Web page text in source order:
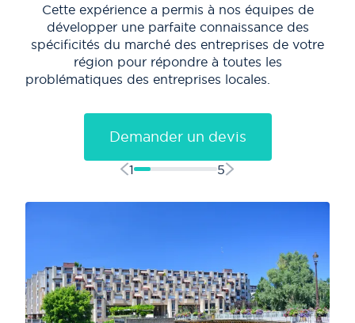
Cette expérience a permis à nos équipes de
développer une parfaite connaissance des
spécificités du marché des entreprises de votre
région pour répondre à toutes les
problématiques des entreprises locales.
Demander un devis
1 5